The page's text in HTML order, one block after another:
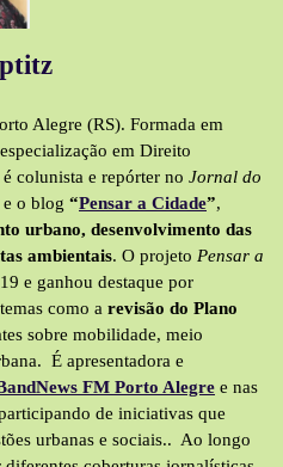
Alegre (RS). Formada em
em Direito
colunista e repórter no Jornal do
e o blog “Pensar a Cidade”,
urbano, desenvolvimento das
ambientais. O projeto Pensar a
e ganhou destaque por
como a revisão do Plano
sobre mobilidade, meio
É apresentadora e
FM Porto Alegre e nas
de iniciativas que
urbanas e sociais.. Ao longo